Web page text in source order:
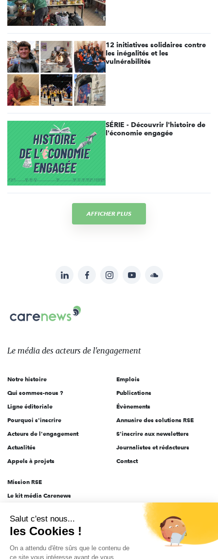
12 initiatives solidaires contre
les inégalités et les
vulnérabilités
SÉRIE - Découvrir l'histoire de
l'économie engagée
AFFICHER PLUS
sur:
LinkedInFacebookInstagramYouTubeSoundcloud
Le
des
l'engagement
Le média des acteurs de l'engagement
Notre histoire
Qui sommes-nous ?
Ligne éditoriale
Pourquoi s'inscrire
Acteurs de l'engagement
Actualités
Appels à projets
Emplois
Publications
Évènements
Annuaire des solutions RSE
S'inscrire aux newsletters
Journalistes et rédacteurs
Contact
Mission RSE
Le kit média Carenews
AEF info
Novethic
PRODURABLE
Salut c'est nous...
les Cookies !
On a attendu d'être sûrs que le contenu de
ce site vous intéresse avant de vous